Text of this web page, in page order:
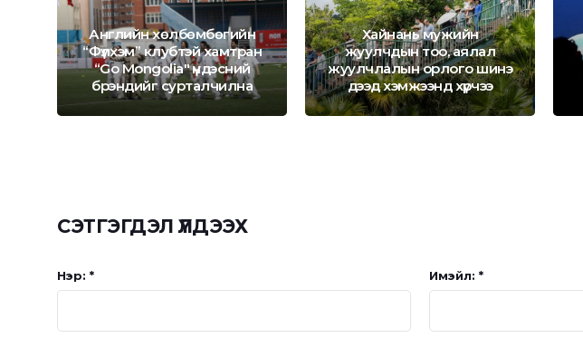
Английн хөлбөмбөгийн
“Фүлхэм” клубтэй хамтран
“Go Mongolia" үндэсний
брэндийг сурталчилна
Хайнань мужийн
жуулчдын тоо, аялал
жуулчлалын орлого шинэ
дээд хэмжээнд хүрчээ
СЭТГЭГДЭЛ ҮЛДЭЭХ
Нэр: * Имэйл: *